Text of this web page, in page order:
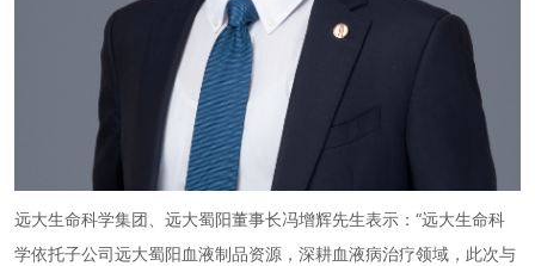
远大生命科学集团、远大蜀阳董事长冯增辉先生表示：“远大生命科
学依托子公司远大蜀阳血液制品资源，深耕血液病治疗领域，此次与